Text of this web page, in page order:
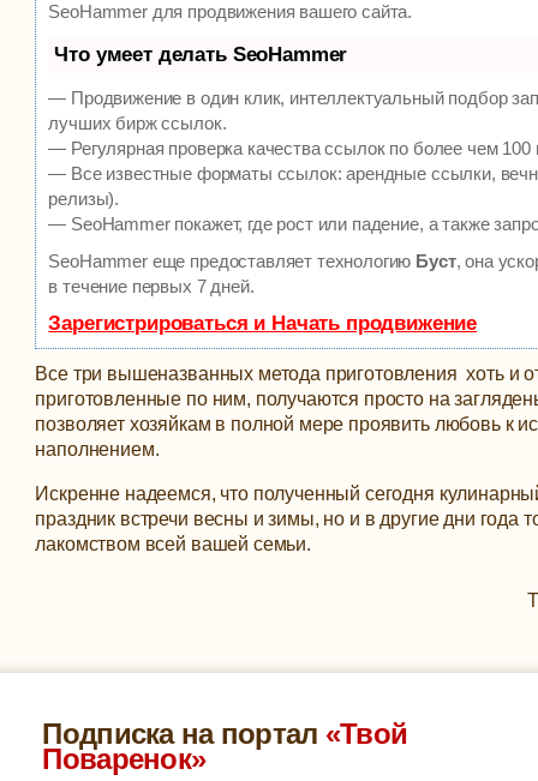
SeoHammer для продвижения вашего сайта.
Что умеет делать SeoHammer
— Продвижение в один клик, интеллектуальный подбор
лучших бирж ссылок.
— Регулярная проверка качества ссылок по более чем
— Все известные форматы ссылок: арендные ссылки,
релизы).
— SeoHammer покажет, где рост или падение, а также
SeoHammer еще предоставляет технологию Буст, она
в течение первых 7 дней.
Зарегистрироваться и Начать продвижение
Все три вышеназванных метода приготовления хоть и
приготовленные по ним, получаются просто на
позволяет хозяйкам в полной мере проявить любовь к
наполнением.
Искренне надеемся, что полученный сегодня
праздник встречи весны и зимы, но и в другие дни
лакомством всей вашей семьи.
Подписка на портал «Твой
Поваренок»